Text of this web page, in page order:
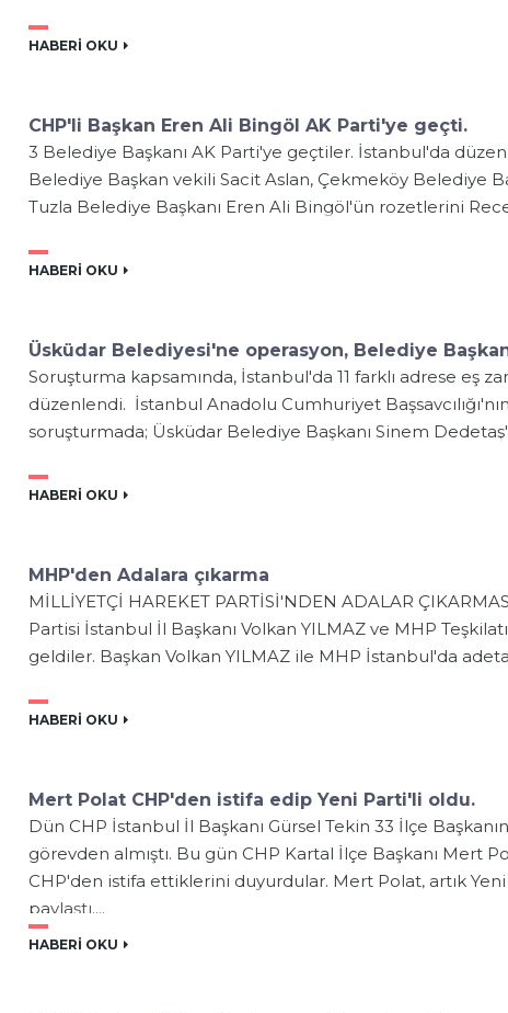
HABERİ OKU
CHP'li Başkan Eren Ali Bingöl AK Parti'ye geçti.
3 Belediye Başkanı AK Parti'ye geçtiler. İstanbul'da
Belediye Başkan vekili Sacit Aslan, Çekmeköy Belediye
Tuzla Belediye Başkanı Eren Ali Bingöl'ün rozetlerini
HABERİ OKU
Üsküdar Belediyesi'ne operasyon, Belediye
Soruşturma kapsamında, İstanbul'da 11 farklı adrese eş
düzenlendi. İstanbul Anadolu Cumhuriyet
soruşturmada; Üsküdar Belediye Başkanı Sinem
HABERİ OKU
MHP'den Adalara çıkarma
MİLLİYETÇİ HAREKET PARTİSİ'NDEN ADALAR
Partisi İstanbul İl Başkanı Volkan YILMAZ ve MHP
geldiler. Başkan Volkan YILMAZ ile MHP İstanbul'da adeta
HABERİ OKU
Mert Polat CHP'den istifa edip Yeni Parti'li oldu.
Dün CHP İstanbul İl Başkanı Gürsel Tekin 33 İlçe
görevden almıştı. Bu gün CHP Kartal İlçe Başkanı Mert
CHP'den istifa ettiklerini duyurdular. Mert Polat, artık
paylaştı....
HABERİ OKU